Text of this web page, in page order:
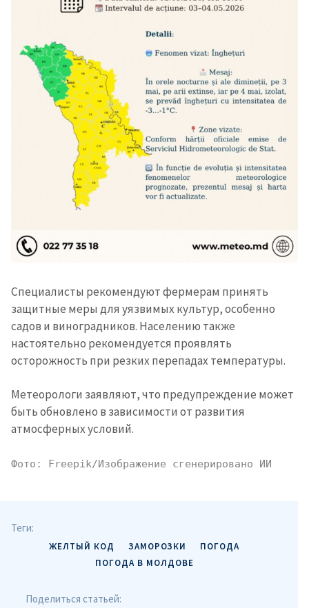
Специалисты рекомендуют фермерам принять
защитные меры для уязвимых культур, особенно
садов и виноградников. Населению также
настоятельно рекомендуется проявлять
осторожность при резких перепадах температуры.
Метеорологи заявляют, что предупреждение может
быть обновлено в зависимости от развития
атмосферных условий.
Фото: Freepik/Изображение сгенерировано ИИ
Теги:
ЖЕЛТЫЙ КОД ЗАМОРОЗКИ
ПОГОДА
ПОГОДА В МОЛДОВЕ
Поделиться статьей: